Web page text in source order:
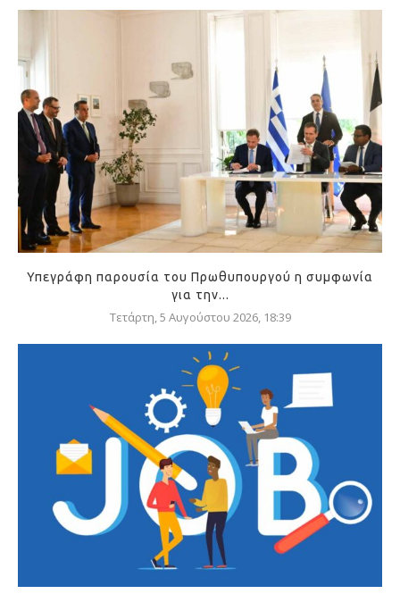
Υπεγράφη παρουσία του Πρωθυπουργού η συμφωνία
για την...
Τετάρτη, 5 Αυγούστου 2026, 18:39